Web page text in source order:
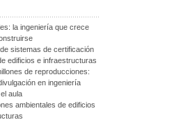
la ingeniería que crece
sistemas de certificación
edificios e infraestructuras
de reproducciones:
en ingeniería
aula
ambientales de edificios